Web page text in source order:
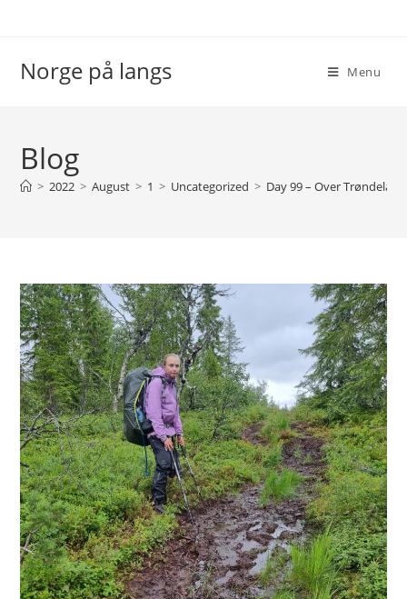
Norge på langs Menu
Blog
> 2022 > August > 1 > Uncategorized > Day 99 – Over